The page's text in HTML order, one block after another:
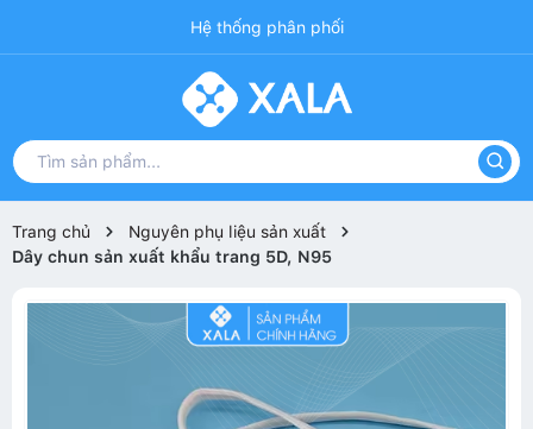
Hệ thống phân phối
Trang chủ
Nguyên phụ liệu sản xuất
Dây chun sản xuất khẩu trang 5D, N95